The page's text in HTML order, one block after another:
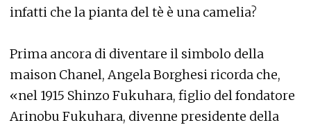
infatti che la pianta del tè è una camelia?
Prima ancora di diventare il simbolo della
maison Chanel, Angela Borghesi ricorda che,
«nel 1915 Shinzo Fukuhara, figlio del fondatore
Arinobu Fukuhara, divenne presidente della